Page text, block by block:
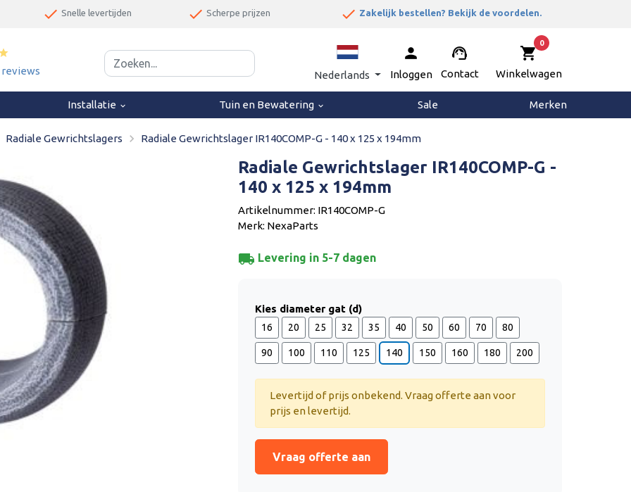
done Snelle levertijden done Scherpe prijzen done Zakelijk bestellen? Bekijk de voordelen.
reviews Nederlands
person
Inloggen
support_agent
Contact
shopping_cart
0
Winkelwagen
Installatie keyboard_arrow_down Tuin en Bewatering keyboard_arrow_down Sale Merken
Radiale Gewrichtslagers navigate_next Radiale Gewrichtslager IR140COMP-G - 140 x 125 x 194mm

Radiale Gewrichtslager IR140COMP-G -
140 x 125 x 194mm
Artikelnummer: IR140COMP-G
Merk: NexaParts
local_shipping Levering in 5-7 dagen
Kies diameter gat (d)
16 20 25 32 35 40 50 60 70 80
90 100 110 125 140 150 160 180 200
Levertijd of prijs onbekend. Vraag offerte aan voor
prijs en levertijd.
Vraag offerte aan